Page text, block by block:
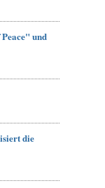
und
die